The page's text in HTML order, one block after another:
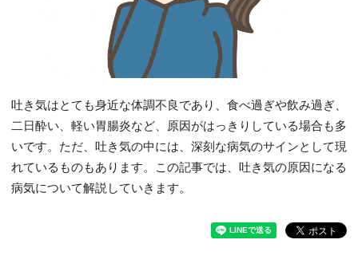
吐き気はとても身近な体調不良であり、食べ過ぎや飲み過ぎ、
二日酔い、軽い胃腸炎など、原因がはっきりしている場合も多
いです。ただ、吐き気の中には、深刻な病気のサインとして現
れているものもあります。この記事では、吐き気の原因になる
病気について解説していきます。